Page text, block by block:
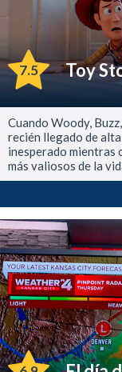
7.5 Toy
Cuando Woody,
recién llegado de
inesperado mientras
más valiosos de la